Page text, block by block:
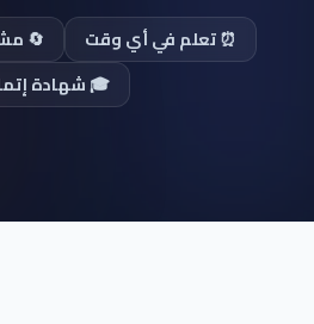
⏰ تعلم في أي وقت
🔄
🎓 شهادة